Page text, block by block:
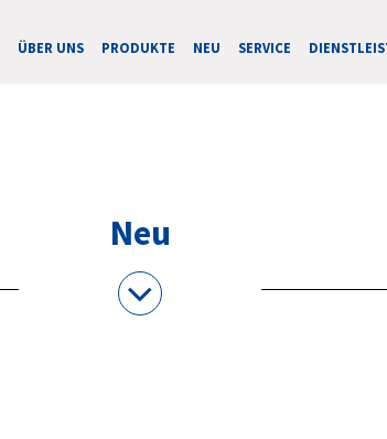
ÜBER UNS PRODUKTE NEU SERVICE
Neu